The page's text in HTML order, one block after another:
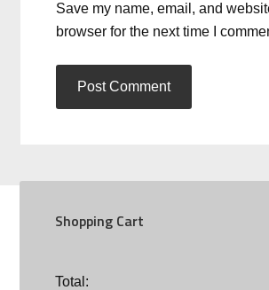
Save my name, email, and
browser for the next time I
Shopping Cart
Total:SOCIAL